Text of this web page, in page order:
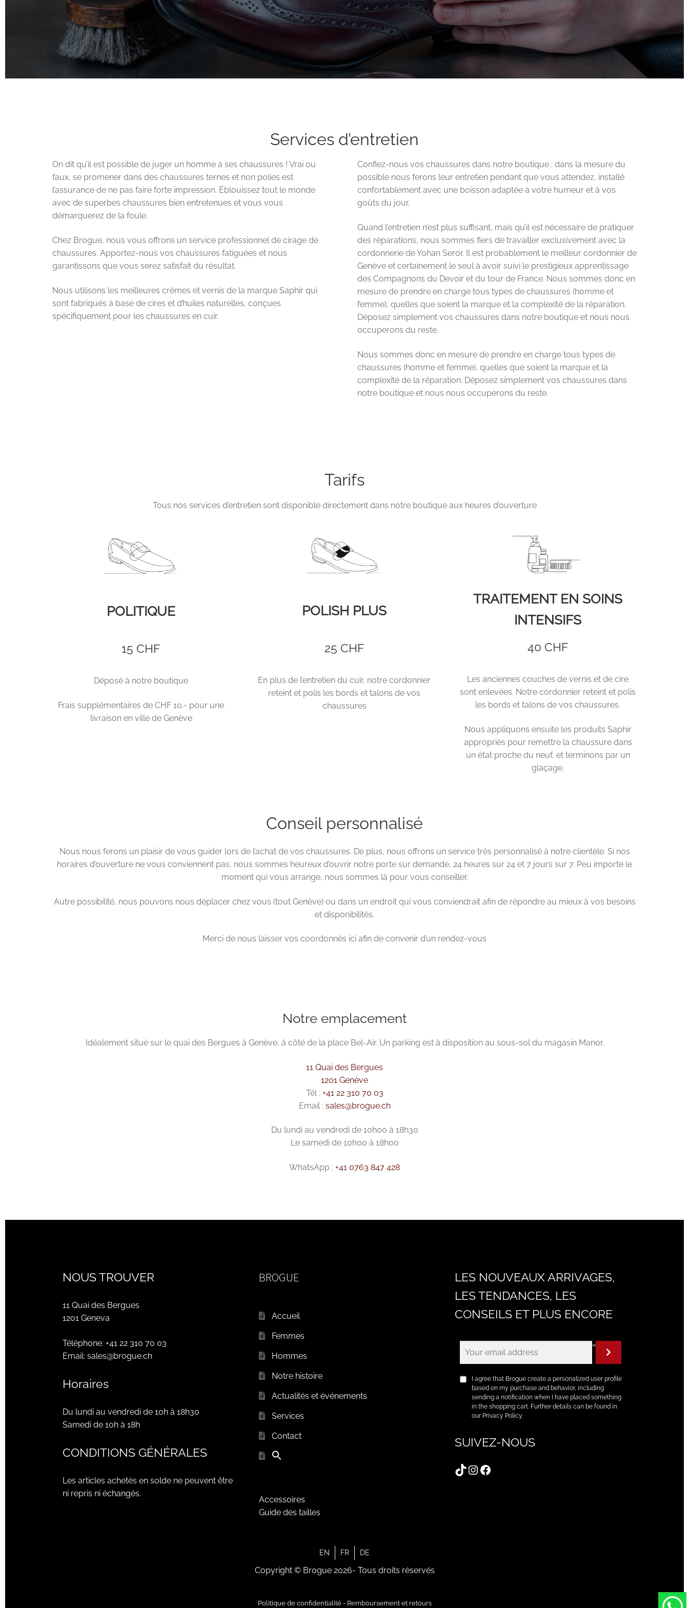
Services d’entretien
On dit qu’il est possible de juger un homme à ses chaussures ! Vrai ou
faux, se promener dans des chaussures ternes et non polies est
l’assurance de ne pas faire forte impression. Éblouissez tout le monde
avec de superbes chaussures bien entretenues et vous vous
démarquerez de la foule.
Chez Brogue, nous vous offrons un service professionnel de cirage de
chaussures. Apportez-nous vos chaussures fatiguées et nous
garantissons que vous serez satisfait du résultat.
Nous utilisons les meilleures crèmes et vernis de la marque Saphir qui
sont fabriqués à base de cires et d’huiles naturelles, conçues
spécifiquement pour les chaussures en cuir.
Confiez-nous vos chaussures dans notre boutique ; dans la mesure du
possible nous ferons leur entretien pendant que vous attendez, installé
confortablement avec une boisson adaptée à votre humeur et à vos
goûts du jour.
Quand l’entretien n’est plus suffisant, mais qu’il est nécessaire de pratiquer
des réparations, nous sommes fiers de travailler exclusivement avec la
cordonnerie de Yohan Seror. Il est probablement le meilleur cordonnier de
Genève et certainement le seul à avoir suivi le prestigieux apprentissage
des Compagnons du Devoir et du tour de France. Nous sommes donc en
mesure de prendre en charge tous types de chaussures (homme et
femme), quelles que soient la marque et la complexité de la réparation.
Déposez simplement vos chaussures dans notre boutique et nous nous
occuperons du reste.
Nous sommes donc en mesure de prendre en charge tous types de
chaussures (homme et femme), quelles que soient la marque et la
complexité de la réparation. Déposez simplement vos chaussures dans
notre boutique et nous nous occuperons du reste.
Tarifs
Tous nos services d’entretien sont disponible directement dans notre boutique aux heures d’ouverture
POLITIQUE
15 CHF
Déposé à notre boutique
Frais supplémentaires de CHF 10.- pour une
livraison en ville de Genève
POLISH PLUS
25 CHF
En plus de l’entretien du cuir, notre cordonnier
reteint et polis les bords et talons de vos
chaussures
TRAITEMENT EN SOINS
INTENSIFS
40 CHF
Les anciennes couches de vernis et de cire
sont enlevées. Notre cordonnier reteint et polis
les bords et talons de vos chaussures.
Nous appliquons ensuite les produits Saphir
appropriés pour remettre la chaussure dans
un état proche du neuf, et terminons par un
glaçage.
Conseil personnalisé
Nous nous ferons un plaisir de vous guider lors de l’achat de vos chaussures. De plus, nous offrons un service très personnalisé à notre clientèle. Si nos
horaires d’ouverture ne vous conviennent pas, nous sommes heureux d’ouvrir notre porte sur demande, 24 heures sur 24 et 7 jours sur 7. Peu importe le
moment qui vous arrange, nous sommes là pour vous conseiller.
Autre possibilité, nous pouvons nous déplacer chez vous (tout Genève) ou dans un endroit qui vous conviendrait afin de répondre au mieux à vos besoins
et disponibilités.
Merci de nous laisser vos coordonnés ici afin de convenir d’un rendez-vous
Notre emplacement
Idéalement situé sur le quai des Bergues à Genève, à côté de la place Bel-Air. Un parking est à disposition au sous-sol du magasin Manor.
11 Quai des Bergues
1201 Genève
Tél : +41 22 310 70 03
Email : sales@brogue.ch
Du lundi au vendredi de 10h00 à 18h30
Le samedi de 10h00 à 18h00
WhatsApp : +41 0763 847 428
NOUS TROUVER
11 Quai des Bergues
1201 Geneva
Téléphone: +41 22 310 70 03
Email: sales@brogue.ch
Horaires
Du lundi au vendredi de 10h à 18h30
Samedi de 10h à 18h
CONDITIONS GÉNÉRALES
Les articles achetés en solde ne peuvent être
ni repris ni échangés.
BROGUE
Accueil
Femmes
Hommes
Notre histoire
Actualités et événements
Services
Contact
Accessoires
Guide des tailles
LES NOUVEAUX ARRIVAGES,
LES TENDANCES, LES
CONSEILS ET PLUS ENCORE
"
I agree that Brogue create a personalized user profile
based on my purchase and behavior, including
sending a notification when I have placed something
in the shopping cart. Further details can be found in
our Privacy Policy.
SUIVEZ-NOUS
TikTok
Instagram
Facebook
EN FR DE
Copyright © Brogue 2026- Tous droits réservés
Politique de confidentialité- Remboursement et retours